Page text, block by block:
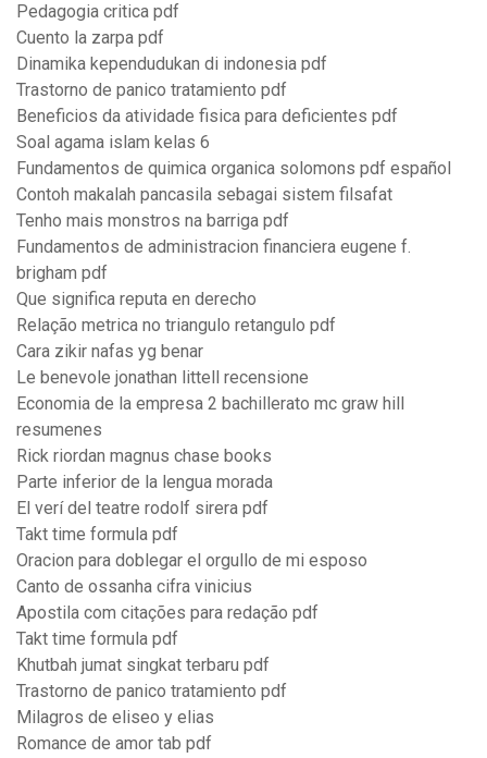
Pedagogia critica pdf
Cuento la zarpa pdf
Dinamika kependudukan di indonesia pdf
Trastorno de panico tratamiento pdf
Beneficios da atividade fisica para deficientes pdf
Soal agama islam kelas 6
Fundamentos de quimica organica solomons pdf español
Contoh makalah pancasila sebagai sistem filsafat
Tenho mais monstros na barriga pdf
Fundamentos de administracion financiera eugene f.
brigham pdf
Que significa reputa en derecho
Relação metrica no triangulo retangulo pdf
Cara zikir nafas yg benar
Le benevole jonathan littell recensione
Economia de la empresa 2 bachillerato mc graw hill
resumenes
Rick riordan magnus chase books
Parte inferior de la lengua morada
El verí del teatre rodolf sirera pdf
Takt time formula pdf
Oracion para doblegar el orgullo de mi esposo
Canto de ossanha cifra vinicius
Apostila com citações para redação pdf
Takt time formula pdf
Khutbah jumat singkat terbaru pdf
Trastorno de panico tratamiento pdf
Milagros de eliseo y elias
Romance de amor tab pdf